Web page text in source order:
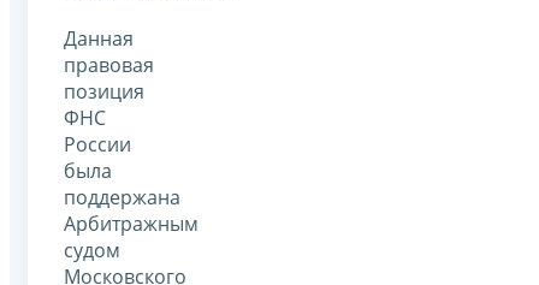
Данная
правовая
позиция
ФНС
России
была
поддержана
Арбитражным
судом
Московского